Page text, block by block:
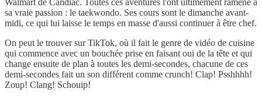
sa vraie passion : le taekwondo. Ses cours sont le dimanche avant-
midi, ce qui lui laisse le temps en masse d'aussi continuer à être chef.
On peut le trouver sur TikTok, où il fait le genre de vidéo de cuisine
qui commence avec un bouchée prise en faisant oui de la tête et qui
change ensuite de plan à toutes les demi-secondes, chacune de ces
demi-secondes fait un son différent comme crunch! Clap! Psshhhh!
Zoup! Clang! Schouip!